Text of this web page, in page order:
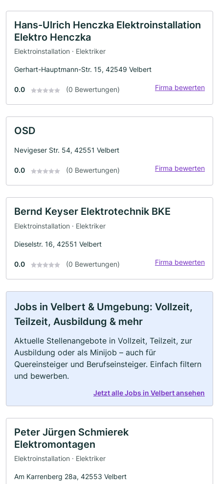
Hans-Ulrich Henczka Elektroinstallation
Elektro Henczka
Elektroinstallation · Elektriker
Gerhart-Hauptmann-Str. 15, 42549 Velbert
0.0 (0 Bewertungen) Firma bewerten
OSD
Nevigeser Str. 54, 42551 Velbert
0.0 (0 Bewertungen) Firma bewerten
Bernd Keyser Elektrotechnik BKE
Elektroinstallation · Elektriker
Dieselstr. 16, 42551 Velbert
0.0 (0 Bewertungen) Firma bewerten
Jobs in Velbert & Umgebung: Vollzeit,
Teilzeit, Ausbildung & mehr
Aktuelle Stellenangebote in Vollzeit, Teilzeit, zur
Ausbildung oder als Minijob – auch für
Quereinsteiger und Berufseinsteiger. Einfach filtern
und bewerben.
Jetzt alle Jobs in Velbert ansehen
Peter Jürgen Schmierek
Elektromontagen
Elektroinstallation · Elektriker
Am Karrenberg 28a, 42553 Velbert